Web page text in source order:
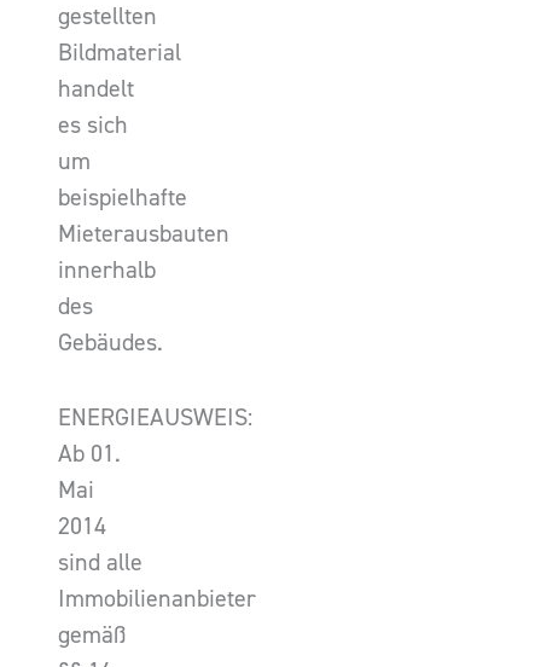
gestellten
Bildmaterial
handelt
es sich
um
beispielhafte
Mieterausbauten
innerhalb
des
Gebäudes.
ENERGIEAUSWEIS:
Ab 01.
Mai
2014
sind alle
Immobilienanbieter
gemäß